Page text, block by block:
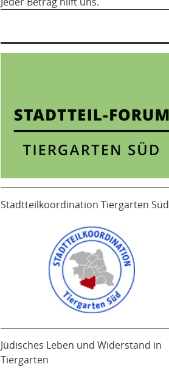
Stadtteilkoordination Tiergarten Süd
Jüdisches Leben und Widerstand in
Tiergarten